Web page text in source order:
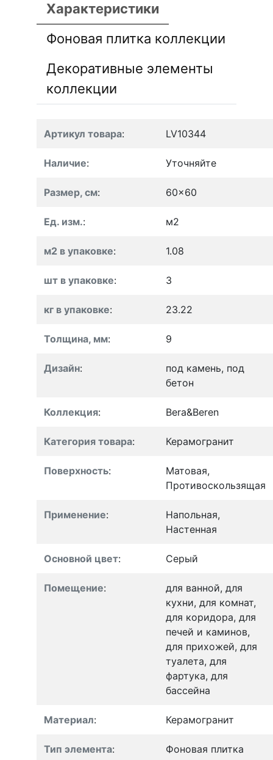
Характеристики
Фоновая плитка коллекции
Декоративные элементы
коллекции
Артикул товара: LV10344
Наличие: Уточняйте
Размер, см: 60x60
Ед. изм.: м2
м2 в упаковке: 1.08
шт в упаковке: 3
кг в упаковке: 23.22
Толщина, мм: 9
Дизайн:
под камень, под
бетон
Коллекция: Bera&Beren
Категория товара: Керамогранит
Поверхность:
Матовая,
Противоскользящая
Применение:
Напольная,
Настенная
Основной цвет: Серый
Помещение:
для ванной, для
кухни, для комнат,
для коридора, для
печей и каминов,
для прихожей, для
туалета, для
фартука, для
бассейна
Материал: Керамогранит
Тип элемента: Фоновая плитка